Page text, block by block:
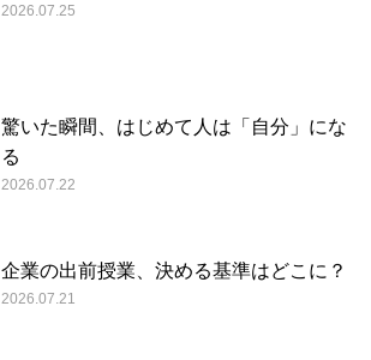
2026.07.25
驚いた瞬間、はじめて人は「自分」にな
る
2026.07.22
企業の出前授業、決める基準はどこに？
2026.07.21